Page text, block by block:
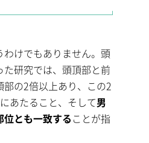
わけでもありません。頭
研究では、頭頂部と前
の2倍以上あり、この2
あたること、そして男
とも一致する ことが指